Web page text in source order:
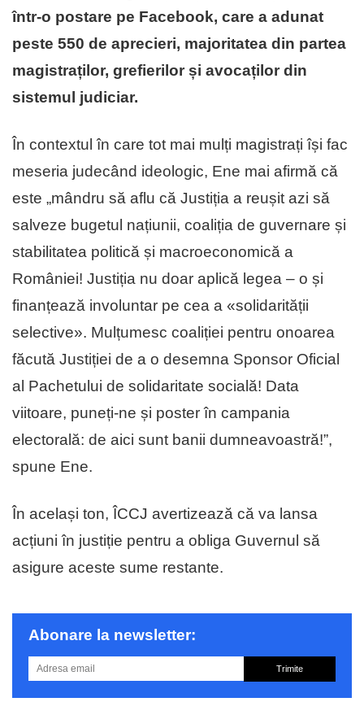
într-o postare pe Facebook, care a adunat
peste 550 de aprecieri, majoritatea din partea
magistraților, grefierilor și avocaților din
sistemul judiciar.
În contextul în care tot mai mulți magistrați își fac
meseria judecând ideologic, Ene mai afirmă că
este „mândru să aflu că Justiția a reușit azi să
salveze bugetul națiunii, coaliția de guvernare și
stabilitatea politică și macroeconomică a
României! Justiția nu doar aplică legea – o și
finanțează involuntar pe cea a «solidarității
selective». Mulțumesc coaliției pentru onoarea
făcută Justiției de a o desemna Sponsor Oficial
al Pachetului de solidaritate socială! Data
viitoare, puneți-ne și poster în campania
electorală: de aici sunt banii dumneavoastră!”,
spune Ene.
În același ton, ÎCCJ avertizează că va lansa
acțiuni în justiție pentru a obliga Guvernul să
asigure aceste sume restante.
Abonare la newsletter:
Trimite